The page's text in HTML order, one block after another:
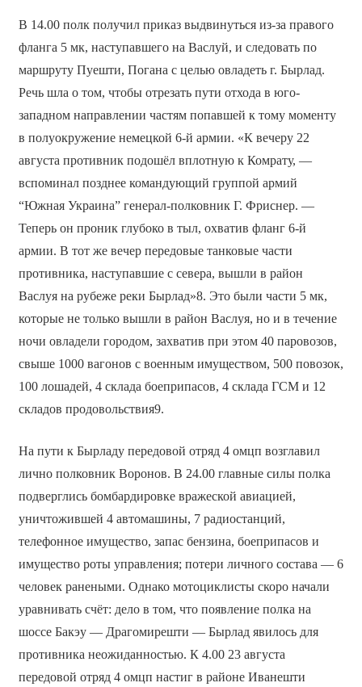
В 14.00 полк получил приказ выдвинуться из-за правого
фланга 5 мк, наступавшего на Васлуй, и следовать по
маршруту Пуешти, Погана с целью овладеть г. Бырлад.
Речь шла о том, чтобы отрезать пути отхода в юго-
западном направлении частям попавшей к тому моменту
в полуокружение немецкой 6-й армии. «К вечеру 22
августа противник подошёл вплотную к Комрату, —
вспоминал позднее командующий группой армий
“Южная Украина” генерал-полковник Г. Фриснер. —
Теперь он проник глубоко в тыл, охватив фланг 6-й
армии. В тот же вечер передовые танковые части
противника, наступавшие с севера, вышли в район
Васлуя на рубеже реки Бырлад»8. Это были части 5 мк,
которые не только вышли в район Васлуя, но и в течение
ночи овладели городом, захватив при этом 40 паровозов,
свыше 1000 вагонов с военным имуществом, 500 повозок,
100 лошадей, 4 склада боеприпасов, 4 склада ГСМ и 12
складов продовольствия9.
На пути к Бырладу передовой отряд 4 омцп возглавил
лично полковник Воронов. В 24.00 главные силы полка
подверглись бомбардировке вражеской авиацией,
уничтожившей 4 автомашины, 7 радиостанций,
телефонное имущество, запас бензина, боеприпасов и
имущество роты управления; потери личного состава — 6
человек ранеными. Однако мотоциклисты скоро начали
уравнивать счёт: дело в том, что появление полка на
шоссе Бакэу — Драгомирешти — Бырлад явилось для
противника неожиданностью. К 4.00 23 августа
передовой отряд 4 омцп настиг в районе Иванешти